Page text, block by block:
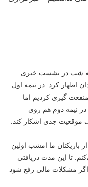
شب در نشست خبری
اظهار کرد: در نیمه اول
گیری کردیم اما
نیمه دوم هم روی
موقعیت جدی اشکار کند.
بازیکنان ما امشب اولین
تا این مدت دریافتی
مشکلات مالی رفع شود